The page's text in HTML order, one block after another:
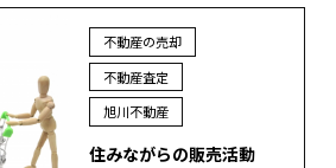
不動産の売却
不動産査定
旭川不動産
住みながらの販売活動